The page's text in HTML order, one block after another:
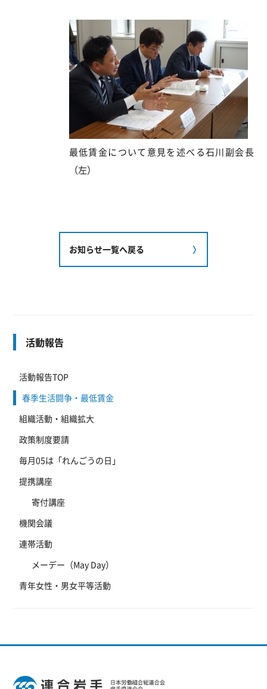
最低賃金について意見を述べる石川副会長
（左）
お知らせ一覧へ戻る
活動報告
活動報告TOP
春季生活闘争・最低賃金
組織活動・組織拡大
政策制度要請
毎月05は「れんごうの日」
提携講座
寄付講座
機関会議
連帯活動
メーデー（May Day）
青年女性・男女平等活動